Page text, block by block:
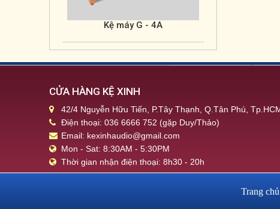
Kệ máy G - 4B
CỬA HÀNG KỆ XINH
42/4 Nguyễn Hữu Tiến, P.Tây Thạnh, Q.Tân Phú,
Điện thoại: 036 6666 752 (gặp Duy/Thảo)
Email: kexinhaudio@gmail.com
Mon - Sat: 8:30AM - 5:30PM
Thời gian nhận điện thoại: 8h30 - 20h
Trang chủ